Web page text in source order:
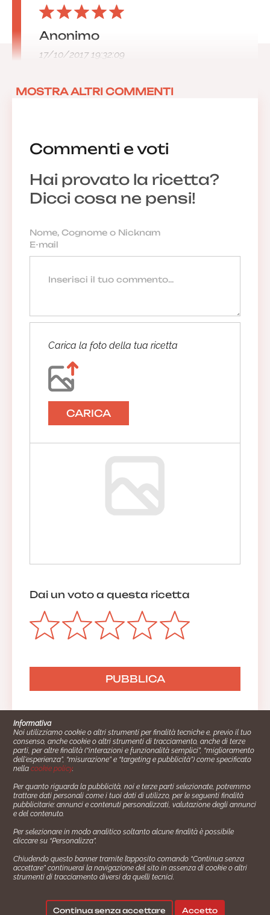
Commenti e voti
Hai provato la ricetta?
Dicci cosa ne pensi!
Carica la foto della tua ricetta
CARICA
Dai un voto a questa ricetta
Anonimo
17/10/2017 19:32:09
MOSTRA ALTRI COMMENTI
Cucinare.it è un marchio commerciale di Impiego24.it s.r.l.
copyright 2014 - 2024 P.IVA: 03406490130
Azienda certiﬁcata ISO 27001 numero: SNR 73140386/89/I
- Azienda certiﬁcata ISO 9001 numero: SNR
Gestione consensi e categorie merceologiche marketing
Seguici su:
Informativa
Noi utilizziamo cookie o altri strumenti per finalità tecniche e, previo il tuo
consenso, anche cookie o altri strumenti di tracciamento, anche di terze
parti, per altre finalità (“interazioni e funzionalità semplici”, “miglioramento
dell'esperienza”, “misurazione” e “targeting e pubblicità”) come specificato
nellacookie policy.
Per quanto riguarda la pubblicità, noi e terze parti selezionate, potremmo
trattare dati personali come i tuoi dati di utilizzo, per le seguenti finalità
pubblicitarie: annunci e contenuti personalizzati, valutazione degli annunci
e del contenuto.
Per selezionare in modo analitico soltanto alcune finalità è possibile
cliccare su “Personalizza”.
Chiudendo questo banner tramite l’apposito comando “Continua senza
accettare” continuerai la navigazione del sito in assenza di cookie o altri
strumenti di tracciamento diversi da quelli tecnici.
Continua senza accettare Accetto